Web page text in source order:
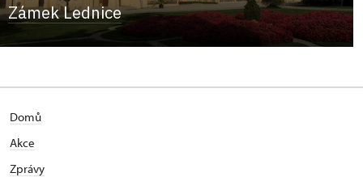
Zámek Lednice
Domů
Akce
Zprávy